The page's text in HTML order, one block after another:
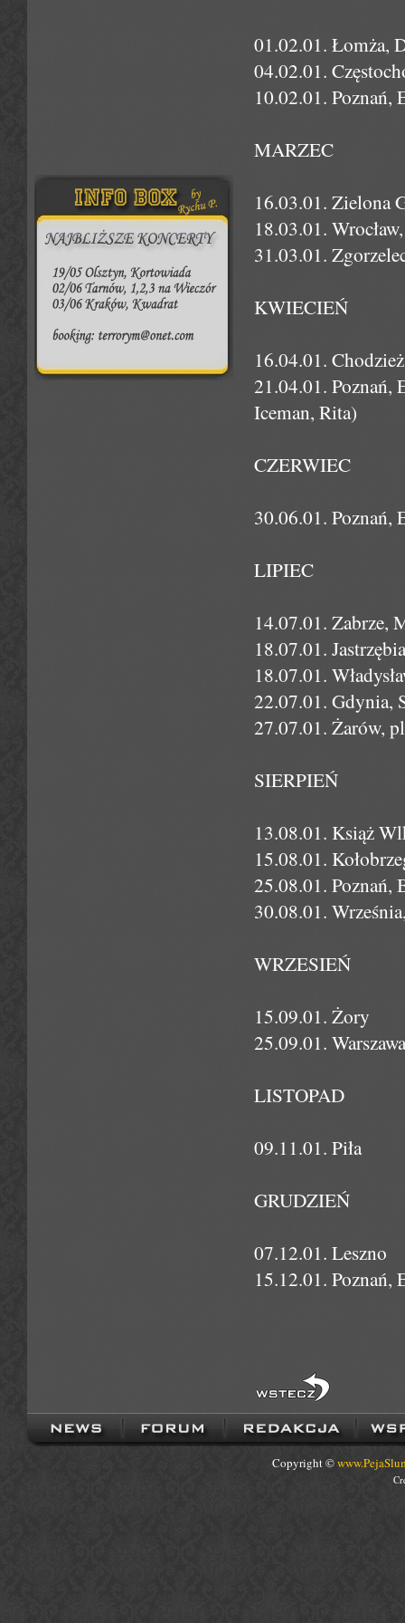
01.02.01. Łomża,
04.02.01.
10.02.01. Poznań,
MARZEC
16.03.01. Zielona
18.03.01.
31.03.01.
KWIECIEŃ
16.04.01. Chodzież
21.04.01. Poznań,
Iceman, Rita)
CZERWIEC
30.06.01. Poznań,
LIPIEC
14.07.01. Zabrze,
18.07.01.
18.07.01.
22.07.01. Gdynia,
27.07.01. Żarów,
SIERPIEŃ
13.08.01. Książ
15.08.01.
25.08.01. Poznań,
30.08.01.
WRZESIEŃ
15.09.01. Żory
25.09.01.
LISTOPAD
09.11.01. Piła
GRUDZIEŃ
07.12.01. Leszno
15.12.01. Poznań,
Copyright ©